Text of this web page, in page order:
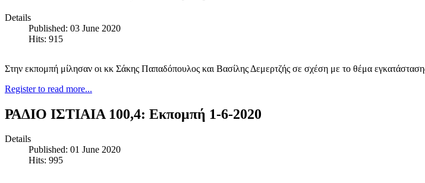
Details
Published: 03 June 2020
Hits: 915
Στην εκπομπή μίλησαν οι κκ Σάκης Παπαδόπουλος και Βασίλης Δεμερτζής σε σχέση με το θέμα
Register to read more...
ΡΑΔΙΟ ΙΣΤΙΑΙΑ 100,4: Εκπομπή 1-6-2020
Details
Published: 01 June 2020
Hits: 995